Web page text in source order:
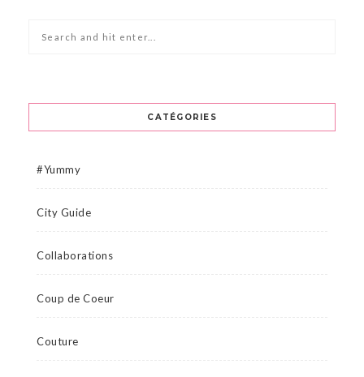
CATÉGORIES
#Yummy
City Guide
Collaborations
Coup de Coeur
Couture